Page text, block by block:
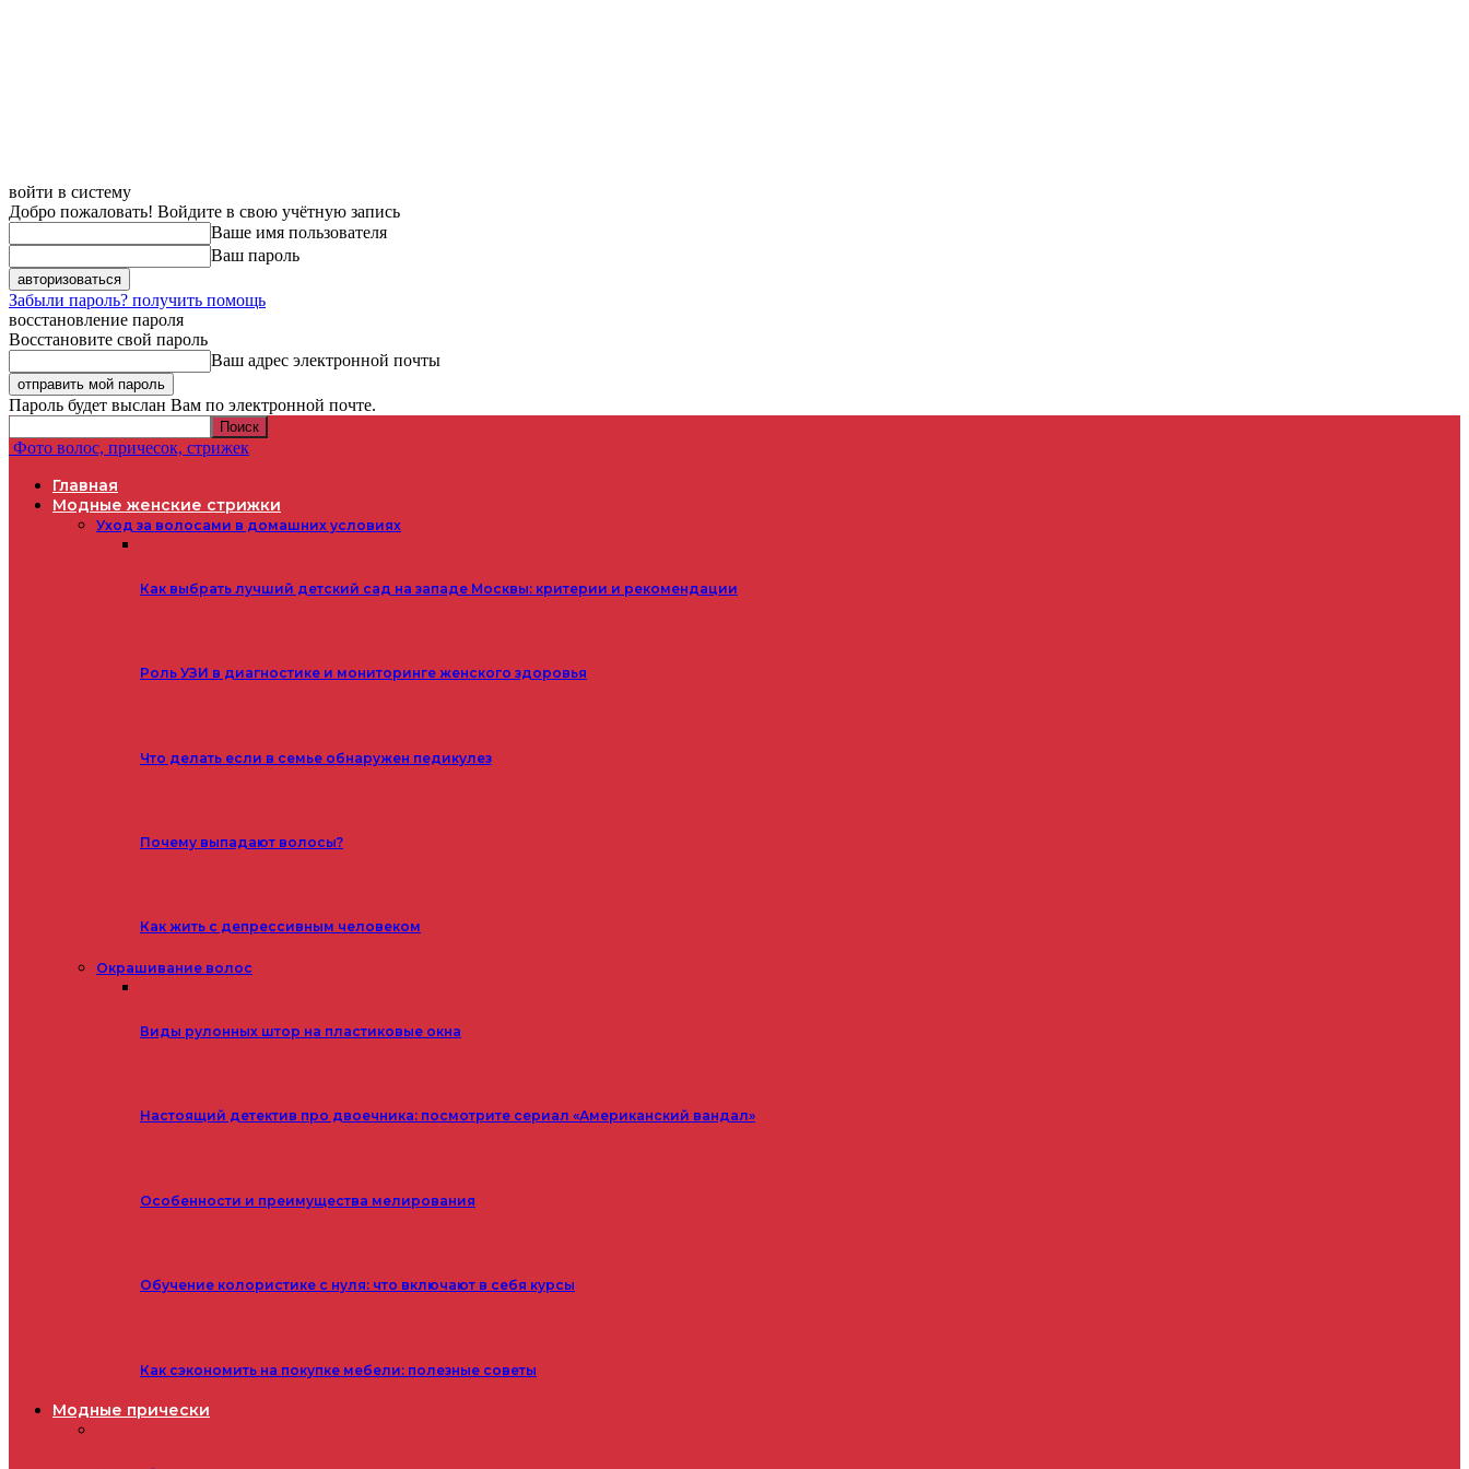
войти в систему
Добро пожаловать! Войдите в свою учётную запись
Ваше имя пользователя
Ваш пароль
Забыли пароль? получить помощь
восстановление пароля
Восстановите свой пароль
Ваш адрес электронной почты
Пароль будет выслан Вам по электронной почте.
Фото волос, причесок, стрижек
Главная
Модные женские стрижки
Уход за волосами в домашних условиях
Как выбрать лучший детский сад на западе Москвы: критерии и рекомендации
Роль УЗИ в диагностике и мониторинге женского здоровья
Что делать если в семье обнаружен педикулез
Почему выпадают волосы?
Как жить с депрессивным человеком
Окрашивание волос
Виды рулонных штор на пластиковые окна
Настоящий детектив про двоечника: посмотрите сериал «Американский вандал»
Особенности и преимущества мелирования
Обучение колористике с нуля: что включают в себя курсы
Как сэкономить на покупке мебели: полезные советы
Модные прически